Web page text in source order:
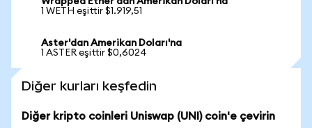
1 WETH eşittir $1.919,51
Aster'dan Amerikan Doları'na
1 ASTER eşittir $0,6024
Diğer kurları keşfedin
Diğer kripto coinleri Uniswap (UNI) coin'e çevirin